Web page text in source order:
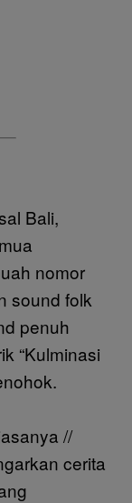
Bali,
nomor
sound folk
penuh
“Kulminasi
//
cerita